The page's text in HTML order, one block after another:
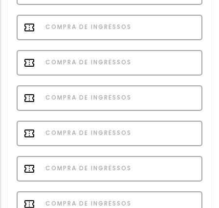
COMPRA DE INGRESSOS
COMPRA DE INGRESSOS
COMPRA DE INGRESSOS
COMPRA DE INGRESSOS
COMPRA DE INGRESSOS
COMPRA DE INGRESSOS